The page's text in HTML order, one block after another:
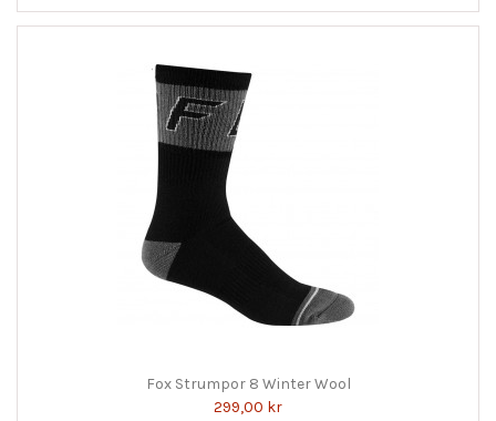
Fox Strumpor 8 Winter Wool
299,00 kr